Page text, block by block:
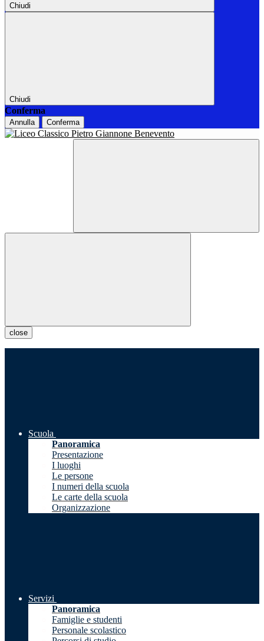
Chiudi
Chiudi
Conferma
Annulla Conferma
close
Scuola
Panoramica
Presentazione
I luoghi
Le persone
I numeri della scuola
Le carte della scuola
Organizzazione
Servizi
Panoramica
Famiglie e studenti
Personale scolastico